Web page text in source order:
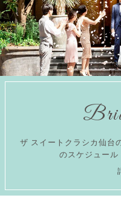
ザ スイートクラシカ仙台
のスケジュール